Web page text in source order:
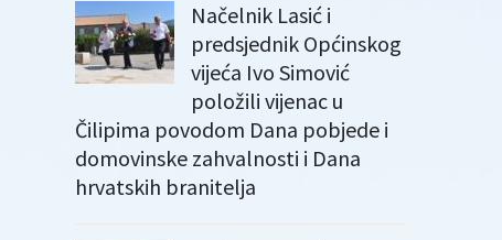
Načelnik Lasić i
predsjednik Općinskog
vijeća Ivo Simović
položili vijenac u
Čilipima povodom Dana pobjede i
domovinske zahvalnosti i Dana
hrvatskih branitelja